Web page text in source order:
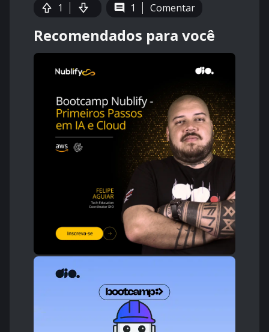
1 1 Comentar
Recomendados para você